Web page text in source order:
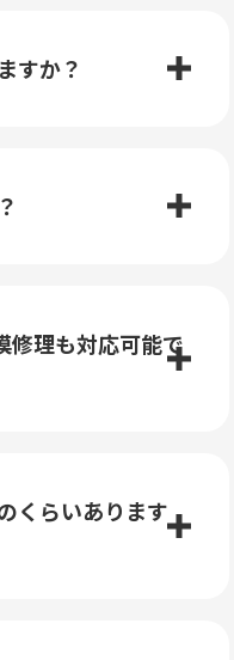
すか？
修理も対応可能で
くらいあります